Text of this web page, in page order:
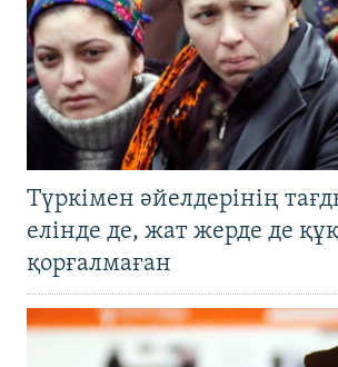
Түркімен әйелдерінің
елінде де, жат жерде де
қорғалмаған